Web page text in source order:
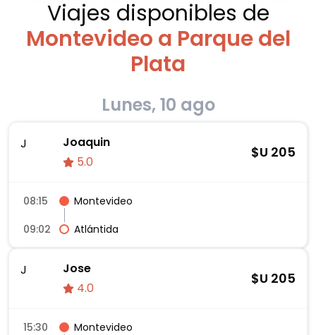
Viajes disponibles de
Montevideo a Parque del
Plata
Lunes, 10 ago
J
Joaquin
5.0
$U 205
08:15
Montevideo
09:02
Atlántida
J
Jose
4.0
$U 205
15:30
Montevideo